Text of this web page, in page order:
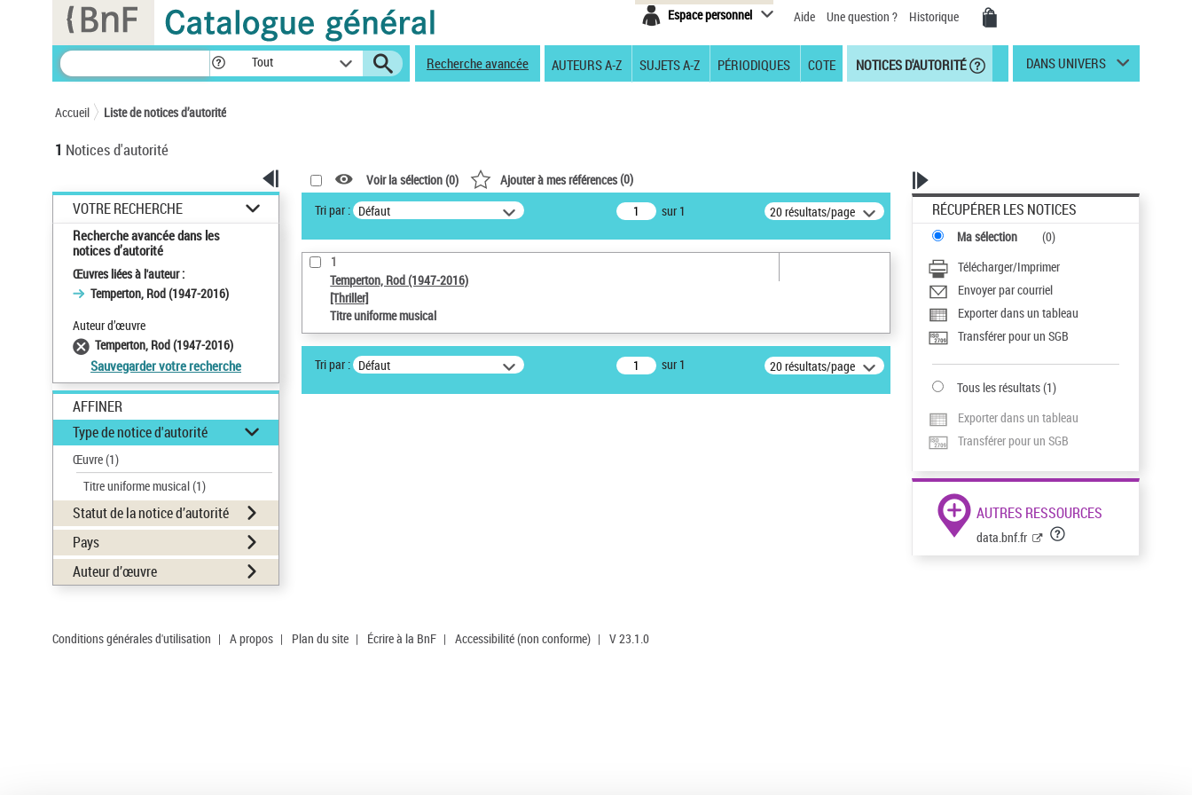
Espace personnel Aide Une question ? Historique
Tout Recherche avancée AUTEURS A-Z SUJETS A-Z PÉRIODIQUES COTE NOTICES D'AUTORITÉ DANS UNIVERS
Accueil Liste de notices d’autorité
1 Notices d'autorité
VOTRE RECHERCHE
Recherche avancée dans les
notices d’autorité
Œuvres liées à l'auteur :
Temperton, Rod (1947-2016)
Auteur d’œuvre
Temperton, Rod (1947-2016)
Sauvegarder votre recherche
AFFINER
Type de notice d'autorité
Œuvre(1)
Titre uniforme musical(1)
Statut de la notice d’autorité
Pays
Auteur d’œuvre
Voir la sélection (0) Ajouter à mes références(0)
Tri par : Défaut sur 1 20 résultats/page
1
Temperton, Rod (1947-2016)
[Thriller]
Titre uniforme musical
Tri par : Défaut sur 1 20 résultats/page
RÉCUPÉRER LES NOTICES
Ma sélection (0)
Télécharger/Imprimer
Envoyer par courriel
Exporter dans un tableau
Transférer pour un SGB
Tous les résultats(1)
Exporter dans un tableau
Transférer pour un SGB
AUTRES RESSOURCES
data.bnf.fr
Conditions générales d'utilisation | A propos | Plan du site | Écrire à la BnF | Accessibilité (non conforme) | V 23.1.0
Panneau de gestion des cookies